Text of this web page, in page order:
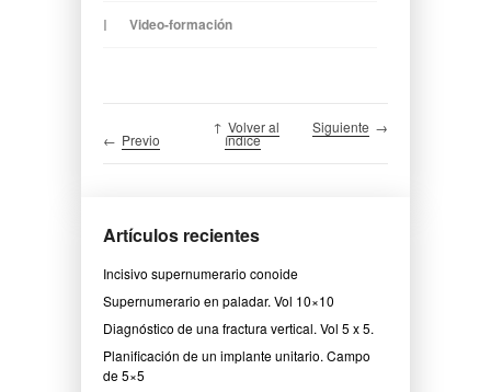
Video-formación
← Previo
↑ Volver al
índice
Siguiente →
Artículos recientes
Incisivo supernumerario conoide
Supernumerario en paladar. Vol 10×10
Diagnóstico de una fractura vertical. Vol 5 x 5.
Planificación de un implante unitario. Campo
de 5×5